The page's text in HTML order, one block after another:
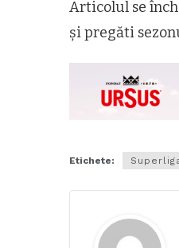
Articolul se
și pregăti
Etichete: